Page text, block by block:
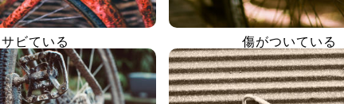
サビている 傷がついている